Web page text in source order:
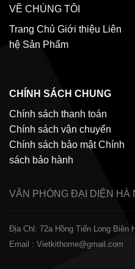
VỀ CHÚNG TÔI
Trang Chủ Giới thiệu Liên
hệ Sản Phẩm
CHÍNH SÁCH CHUNG
Chính sách thanh toán
Chính sách vận chuyển
Chính sách bảo mật Chính
sách bảo hành
VĂN PHÒNG ĐẠI DIỆN HÀ
Địa Chỉ: 72a Hồng Tiến Long Biên
Email : Vietkithome@gmail.com